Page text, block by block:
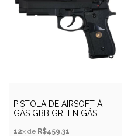
PISTOLA DE AIRSOFT À
GÁS GBB GREEN GÁS
12x de R$459,31